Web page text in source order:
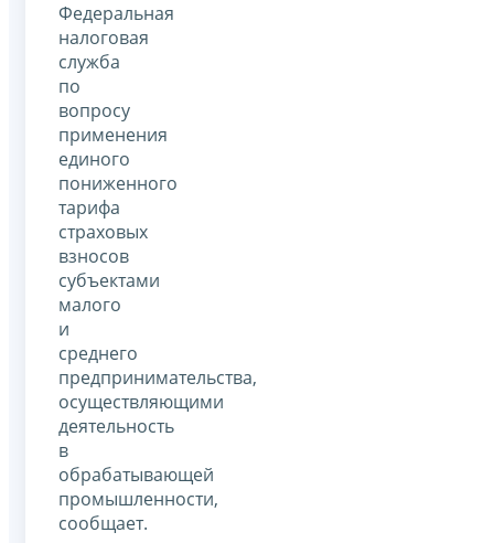
Федеральная
налоговая
служба
по
вопросу
применения
единого
пониженного
тарифа
страховых
взносов
субъектами
малого
и
среднего
предпринимательства,
осуществляющими
деятельность
в
обрабатывающей
промышленности,
сообщает.